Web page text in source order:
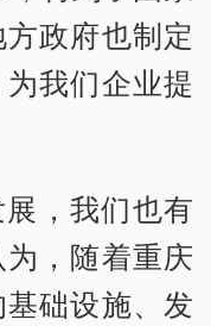
政府也制定
我们企业提
，我们也有
，随着重庆
础设施、发